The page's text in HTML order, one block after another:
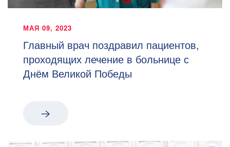
МАЯ 09, 2023
Главный врач поздравил пациентов,
проходящих лечение в больнице с
Днём Великой Победы